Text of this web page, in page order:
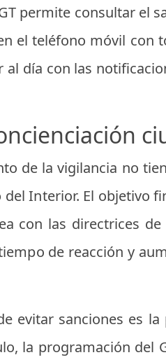
permite consultar el
el teléfono móvil con
día con las
de la vigilancia no
Interior. El objetivo
con las directrices de
de reacción y
evitar sanciones es la
la programación del